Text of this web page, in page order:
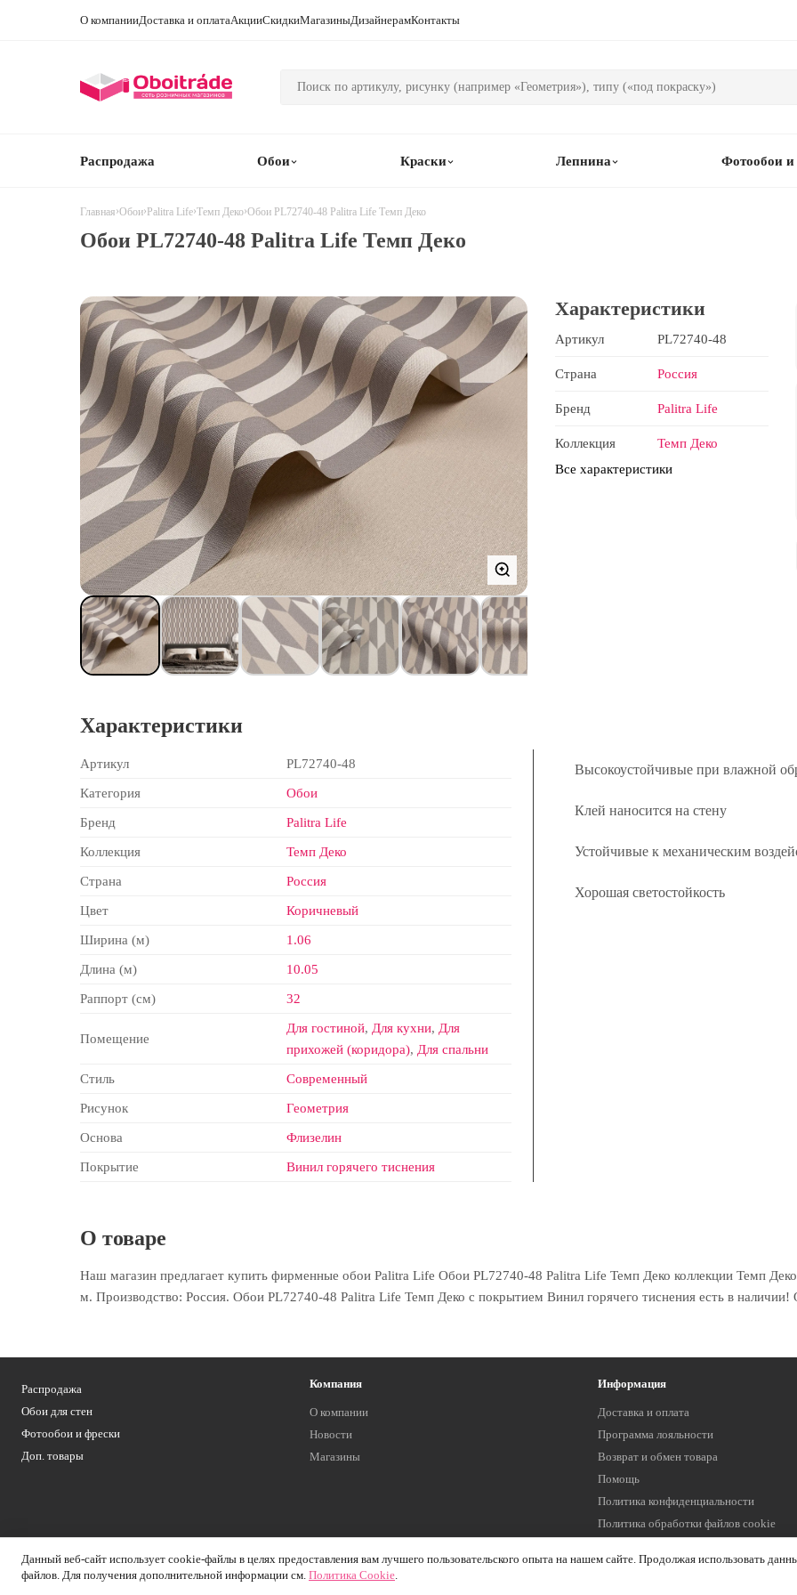
О компанииДоставка и оплатаАкцииСкидкиМагазиныДизайнерамКонтакты
Распродажа Обои Краски Лепнина Фотообои и
Главная›Обои› Palitra Life›Темп Деко›Обои PL72740-48 Palitra Life Темп Деко
Обои PL72740-48 Palitra Life Темп Деко
Характеристики
Артикул PL72740-48
Страна Россия
Бренд Palitra Life
Коллекция
Темп Деко
Все характеристики
Характеристики
Артикул PL72740-48
Категория Обои
Бренд Palitra Life
Коллекция Темп Деко
Страна Россия
Цвет Коричневый
Ширина (м) 1.06
Длина (м) 10.05
Раппорт (см) 32
Помещение
Для гостиной, Для кухни, Для
прихожей (коридора), Для спальни
Стиль Современный
Рисунок Геометрия
Основа Флизелин
Покрытие Винил горячего тиснения
Высокоустойчивые при влажной
Клей наносится на стену
Устойчивые к механическим
Хорошая светостойкость
О товаре
Наш магазин предлагает купить фирменные обои Palitra Life Обои PL72740-48 Palitra Life Темп Деко коллекции Темп
м. Производство: Россия. Обои PL72740-48 Palitra Life Темп Деко с покрытием Винил горячего тиснения есть в наличии!
Распродажа
Обои для стен
Фотообои и фрески
Доп. товары
Компания
О компании
Новости
Магазины
Информация
Доставка и оплата
Программа лояльности
Возврат и обмен товара
Помощь
Политика конфиденциальности
Политика обработки файлов cookie
2026 © Обоитрейд — интернет-магазин
Данный веб-сайт использует cookie-файлы в целях предоставления вам лучшего пользовательского опыта на нашем сайте. Продолжая использовать
файлов. Для получения дополнительной информации см. Политика Cookie.